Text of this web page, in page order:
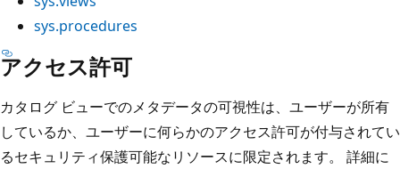
sys.procedures
アクセス許可
カタログ ビューでのメタデータの可視性は、ユーザーが所有
しているか、ユーザーに何らかのアクセス許可が付与されてい
るセキュリティ保護可能なリソースに限定されます。 詳細に